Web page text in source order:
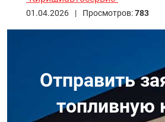
01.04.2026 | Просмотров:783
Отправить
топливную